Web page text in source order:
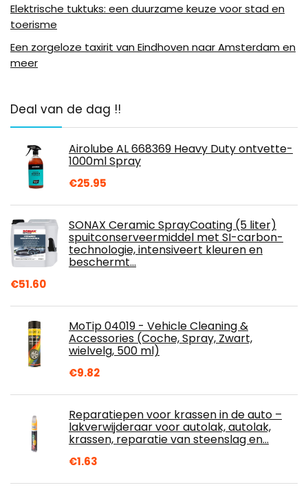
Elektrische tuktuks: een duurzame keuze voor stad en
toerisme
Een zorgeloze taxirit van Eindhoven naar Amsterdam en
meer
Deal van de dag !!
Airolube AL 668369 Heavy Duty ontvette-
1000ml Spray
€25.95
SONAX Ceramic SprayCoating (5 liter)
spuitconserveermiddel met SI-carbon-
technologie, intensiveert kleuren en
beschermt…
€51.60
MoTip 04019 - Vehicle Cleaning &
Accessories (Coche, Spray, Zwart,
wielvelg, 500 ml)
€9.82
Reparatiepen voor krassen in de auto –
lakverwijderaar voor autolak, autolak,
krassen, reparatie van steenslag en…
€1.63